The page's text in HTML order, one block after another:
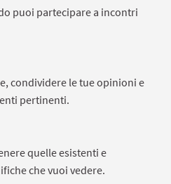
puoi partecipare a incontri
condividere le tue opinioni e
pertinenti.
quelle esistenti e
che vuoi vedere.